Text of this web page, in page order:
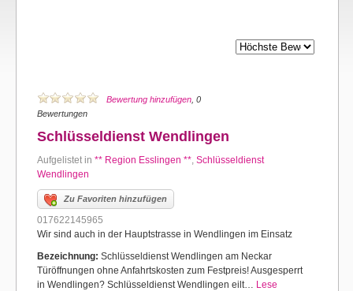
Bewertung hinzufügen , 0
Bewertungen
Schlüsseldienst Wendlingen
Aufgelistet in ** Region Esslingen **, Schlüsseldienst
Wendlingen
Zu Favoriten hinzufügen
017622145965
Wir sind auch in der Hauptstrasse in Wendlingen im Einsatz
Bezeichnung: Schlüsseldienst Wendlingen am Neckar
Türöffnungen ohne Anfahrtskosten zum Festpreis! Ausgesperrt
in Wendlingen? Schlüsseldienst Wendlingen eilt… Lese